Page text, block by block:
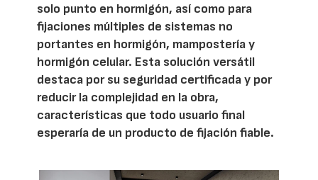
solo punto en hormigón, así como para
fijaciones múltiples de sistemas no
portantes en hormigón, mampostería y
hormigón celular. Esta solución versátil
destaca por su seguridad certificada y por
reducir la complejidad en la obra,
características que todo usuario final
esperaría de un producto de fijación fiable.